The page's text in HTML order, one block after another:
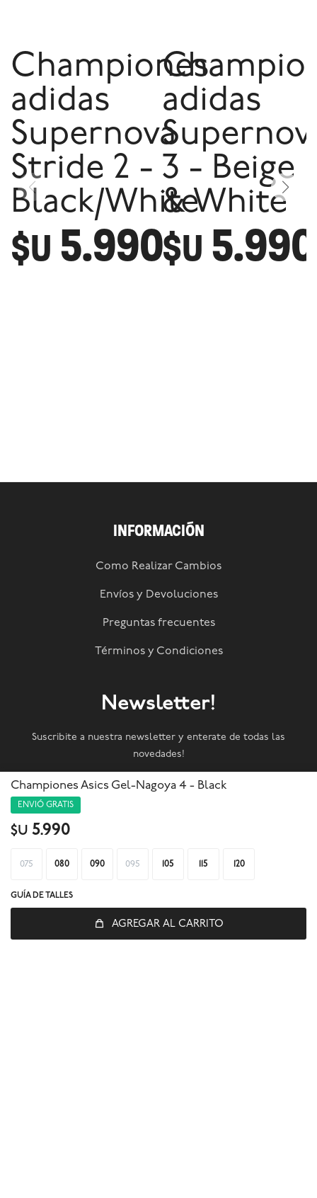
Championes Asics Gel-Nagoya 4 - Black
ENVIÓ GRATIS
$U 5.990
075 080 090 095 105 115 120
GUÍA DE TALLES
AGREGAR AL CARRITO
Championes
adidas
Supernova
Stride 2 -
Black/White
$U 5.990
adidas
3 - Beige
& White
$U 5.990
INFORMACIÓN
Como Realizar Cambios
Envíos y Devoluciones
Preguntas frecuentes
Términos y Condiciones
Newsletter!
Suscribite a nuestra newsletter y enterate de todas las
novedades!